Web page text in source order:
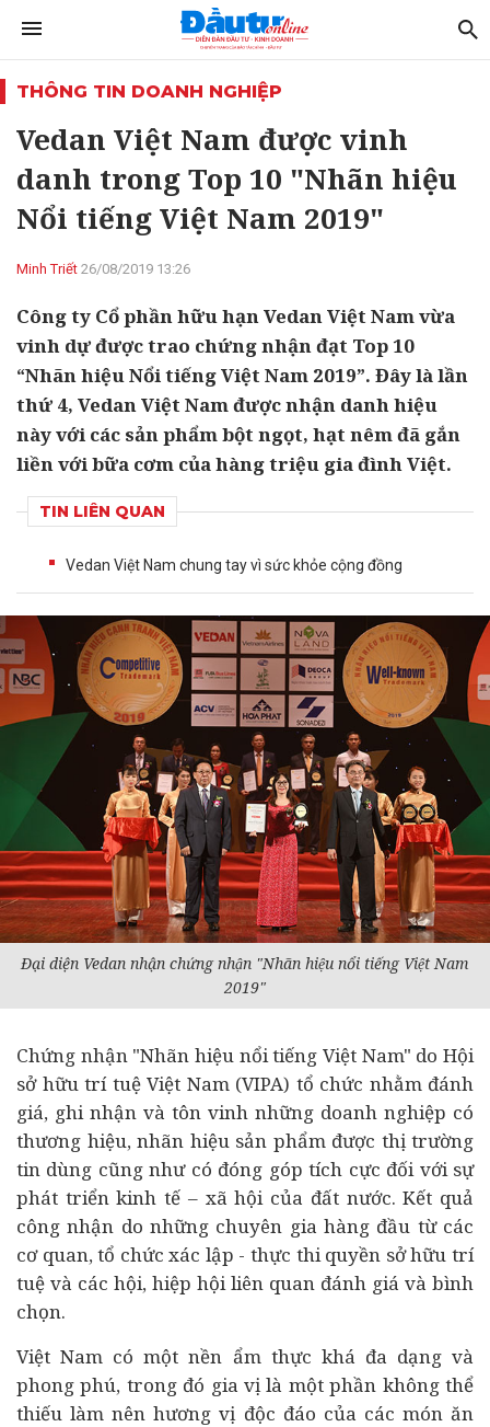
THÔNG TIN DOANH NGHIỆP
Vedan Việt Nam được vinh
danh trong Top 10 "Nhãn hiệu
Nổi tiếng Việt Nam 2019"
Minh Triết 26/08/2019 13:26
Công ty Cổ phần hữu hạn Vedan Việt Nam vừa
vinh dự được trao chứng nhận đạt Top 10
“Nhãn hiệu Nổi tiếng Việt Nam 2019”. Đây là lần
thứ 4, Vedan Việt Nam được nhận danh hiệu
này với các sản phẩm bột ngọt, hạt nêm đã gắn
liền với bữa cơm của hàng triệu gia đình Việt.
TIN LIÊN QUAN
Vedan Việt Nam chung tay vì sức khỏe cộng đồng
Đại diện Vedan nhận chứng nhận "Nhãn hiệu nổi tiếng Việt Nam
2019"
Chứng nhận "Nhãn hiệu nổi tiếng Việt Nam" do Hội
sở hữu trí tuệ Việt Nam (VIPA) tổ chức nhằm đánh
giá, ghi nhận và tôn vinh những doanh nghiệp có
thương hiệu, nhãn hiệu sản phẩm được thị trường
tin dùng cũng như có đóng góp tích cực đối với sự
phát triểnkinh tế – xã hội của đất nước. Kết quả
công nhận do những chuyên gia hàng đầu từ các
cơ quan, tổ chức xác lập - thực thi quyền sở hữu trí
tuệ và các hội, hiệp hội liên quan đánh giá và bình
chọn.
Việt Nam có một nền ẩm thực khá đa dạng và
phong phú, trong đó gia vị là một phần không thể
thiếu làm nên hương vị độc đáo của các món ăn